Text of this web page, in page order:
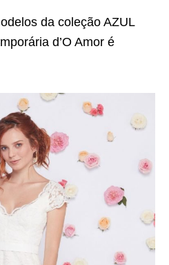
da coleção AZUL
d’O Amor é